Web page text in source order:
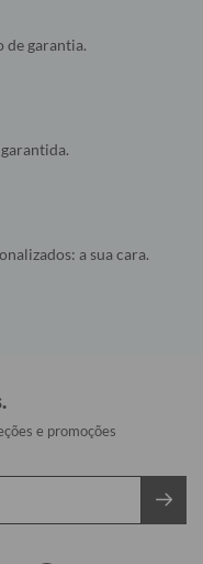
de garantia.
a sua cara.
e promoções